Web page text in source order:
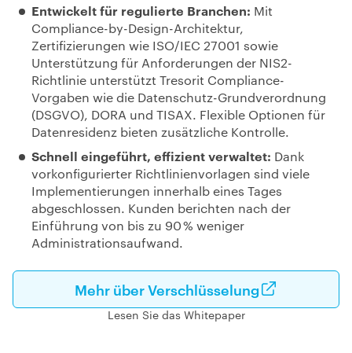
Entwickelt für regulierte Branchen: Mit
Compliance-by-Design-Architektur,
Zertifizierungen wie ISO/IEC 27001 sowie
Unterstützung für Anforderungen der NIS2-
Richtlinie unterstützt Tresorit Compliance-
Vorgaben wie die Datenschutz-Grundverordnung
(DSGVO), DORA und TISAX. Flexible Optionen für
Datenresidenz bieten zusätzliche Kontrolle.
Schnell eingeführt, effizient verwaltet: Dank
vorkonfigurierter Richtlinienvorlagen sind viele
Implementierungen innerhalb eines Tages
abgeschlossen. Kunden berichten nach der
Einführung von bis zu 90 % weniger
Administrationsaufwand.
Mehr über Verschlüsselung
Lesen Sie das Whitepaper